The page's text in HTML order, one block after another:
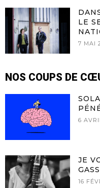
LE
7 MAI
NOS COUPS DE
6
JE
16